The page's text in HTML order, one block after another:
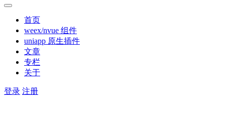
首页
weex/nvue 组件
uniapp 原生插件
文章
专栏
关于
登录 注册